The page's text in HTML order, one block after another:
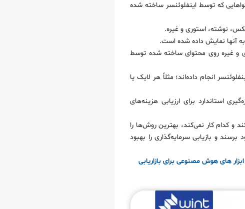
که توسط اینفلوئنسر ساخته شده
نوشته، استوری و غیره.
به آنها نمایش داده شده است.
و غیره روی محتوای ساخته شده توسط
انجام داده‌اند؛ مثلاً هر لایک یا
نفر، که به عنوان یک اندازه‌گیری استاندارد برای ارزیابی هزینه‌های
و کدام کار نمی‌کند، بهترین روش‌ها را
و بازیابی سرمایه‌گذاری را بهبود
ابزار های هوش مصنوعی برای بازاریابی